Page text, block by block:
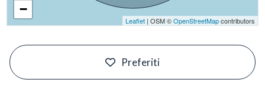
−
Leaflet| OSM ©OpenStreetMapcontributors
Preferiti